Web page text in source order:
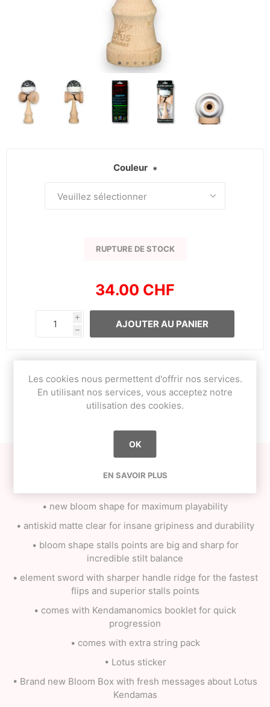
Couleur *
RUPTURE DE STOCK
34.00 CHF
i
h
AJOUTER AU PANIER
OVERVIEW
eaturing the evolution of the Element Shape: 'THE
• new bloom shape for maximum playability
• antiskid matte clear for insane gripiness and durability
• bloom shape stalls points are big and sharp for
incredible stilt balance
• element sword with sharper handle ridge for the fastest
flips and superior stalls points
• comes with Kendamanomics booklet for quick
progression
• comes with extra string pack
• Lotus sticker
• Brand new Bloom Box with fresh messages about Lotus
Kendamas
Les cookies nous permettent d'offrir nos services.
En utilisant nos services, vous acceptez notre
utilisation des cookies.
OK
EN SAVOIR PLUS